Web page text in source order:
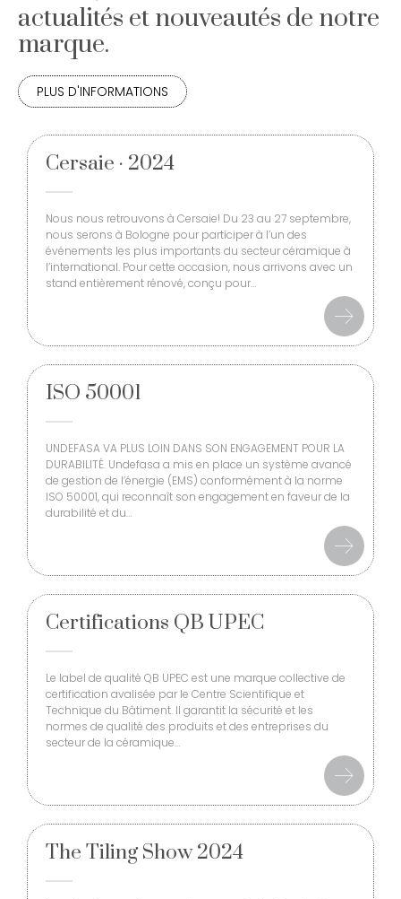
Cersaie · 2024
Nous nous retrouvons à Cersaie! Du 23 au 27 septembre,
nous serons à Bologne pour participer à l’un des
événements les plus importants du secteur céramique à
l’international. Pour cette occasion, nous arrivons avec un
stand entièrement rénové, conçu pour…
ISO 50001
UNDEFASA VA PLUS LOIN DANS SON ENGAGEMENT POUR LA
DURABILITÉ. Undefasa a mis en place un système avancé
de gestion de l’énergie (EMS) conformément à la norme
ISO 50001, qui reconnaît son engagement en faveur de la
durabilité et du…
Certifications QB UPEC
Le label de qualité QB UPEC est une marque collective de
certification avalisée par le Centre Scientifique et
Technique du Bâtiment. Il garantit la sécurité et les
normes de qualité des produits et des entreprises du
secteur de la céramique…
The Tiling Show 2024
actualités et nouveautés de notre
marque.
PLUS D'INFORMATIONS